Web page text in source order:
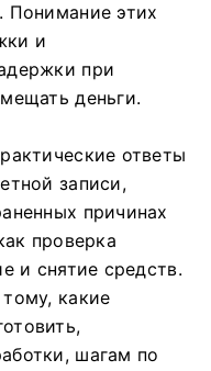
Понимание этих
и
при
деньги.
ответы
записи,
причинах
проверка
и снятие средств.
какие
шагам по